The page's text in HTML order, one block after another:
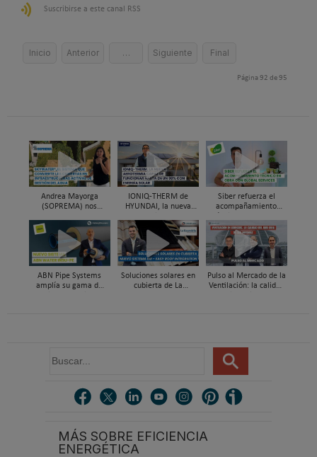
Suscribirse a este canal RSS
Inicio Anterior … Siguiente Final
Página 92 de 95
Andrea Mayorga
(SOPREMA) nos
cubierta azul-verde
IONIQ-THERM de
HYUNDAI, la nueva
funcionar hasta en un
98% con energía solar
Siber refuerza el
acompañamiento
soporte al instalador
con Global Services
ABN Pipe Systems
amplía su gama de
Soluciones solares en
cubierta de La
Pulso al Mercado de la
Ventilación: la calidad
u
MÁS SOBRE EFICIENCIA
ENERGÉTICA